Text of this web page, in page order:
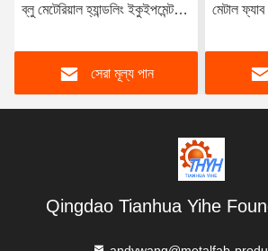
ব্লু মেটেরিয়াল হ্যান্ডলিং ইকুইপমেন্ট
সেরা মূল্য পান
মেটাল
Qingdao Tianhua Yihe